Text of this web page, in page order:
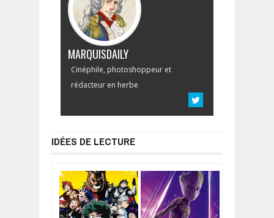
MARQUISDAILY
Cinéphile, photoshoppeur et
rédacteur en herbe
IDÉES DE LECTURE